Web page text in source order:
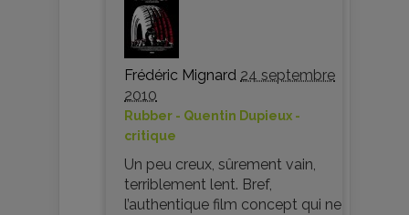
Frédéric Mignard 24 septembre
2010
Rubber - Quentin Dupieux -
critique
Un peu creux, sûrement vain,
terriblement lent. Bref,
l’authentique film concept qui ne